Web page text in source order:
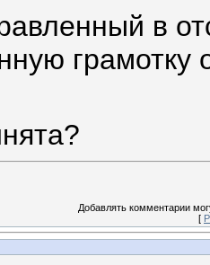
в
грамотку
Добавлять комментарии
[